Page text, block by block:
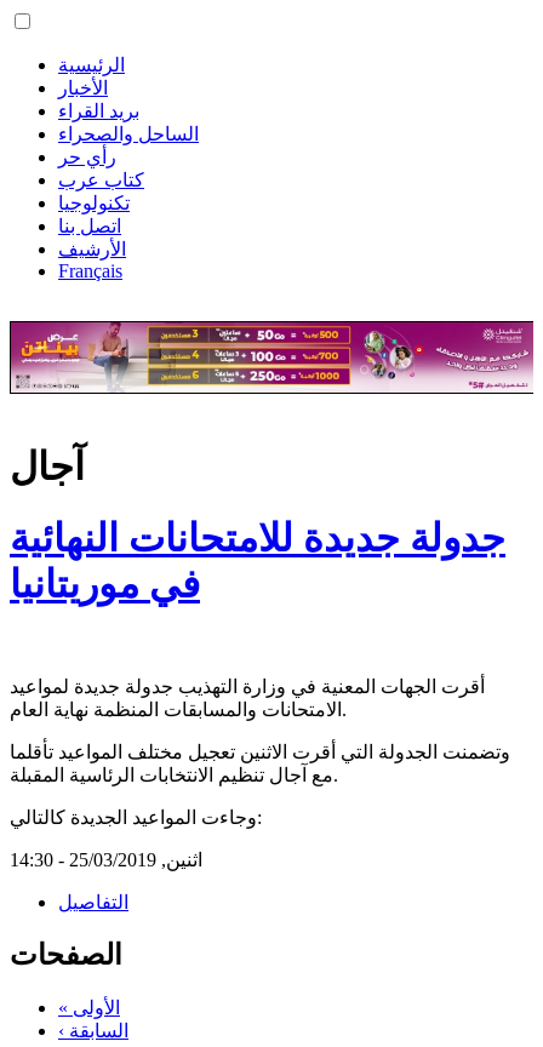
الرئيسية
الأخبار
بريد القراء
الساحل والصحراء
رأي حر
كتاب عرب
تكنولوجيا
اتصل بنا
الأرشيف
Français
آجال
جدولة جديدة للامتحانات النهائية
في موريتانيا
أقرت الجهات المعنية في وزارة التهذيب جدولة جديدة لمواعيد
الامتحانات والمسابقات المنظمة نهاية العام.
وتضمنت الجدولة التي أقرت الاثنين تعجيل مختلف المواعيد تأقلما
مع آجال تنظيم الانتخابات الرئاسية المقبلة.
وجاءت المواعيد الجديدة كالتالي:
اثنين, 25/03/2019 - 14:30
التفاصيل
الصفحات
« الأولى
‹ السابقة